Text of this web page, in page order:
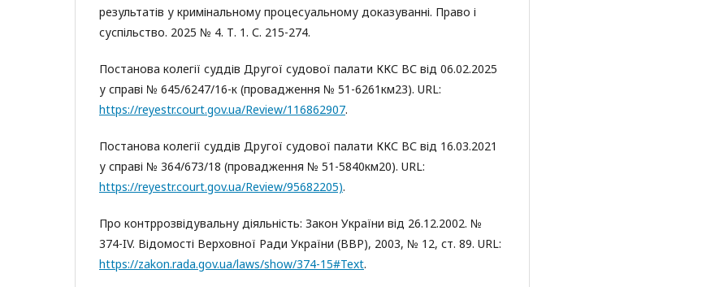
результатів у кримінальному процесуальному доказуванні. Право і
суспільство. 2025 № 4. Т. 1. С. 215-274.
Постанова колегії суддів Другої судової палати ККС ВС від 06.02.2025
у справі № 645/6247/16-к (провадження № 51-6261км23). URL:
https://reyestr.court.gov.ua/Review/116862907.
Постанова колегії суддів Другої судової палати ККС ВС від 16.03.2021
у справі № 364/673/18 (провадження № 51-5840км20). URL:
https://reyestr.court.gov.ua/Review/95682205).
Про контррозвідувальну діяльність: Закон України від 26.12.2002. №
374-IV. Відомості Верховної Ради України (ВВР), 2003, № 12, ст. 89. URL:
https://zakon.rada.gov.ua/laws/show/374-15#Text.